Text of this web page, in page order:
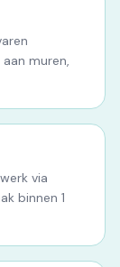
muren,
via
binnen 1